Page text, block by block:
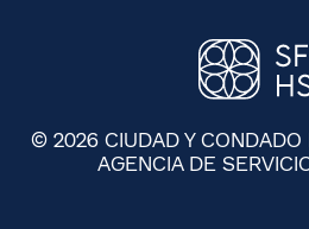
© 2026 CIUDAD Y CONDADO
AGENCIA DE